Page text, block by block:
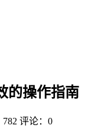
的操作指南
评论：0